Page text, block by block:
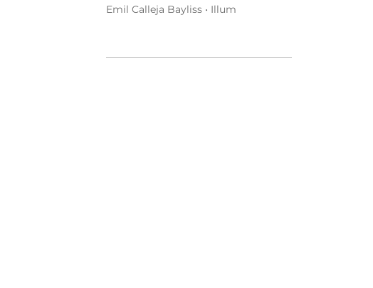
Emil Calleja Bayliss • Illum